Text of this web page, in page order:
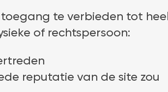
te verbieden tot
of rechtspersoon:
reputatie van de site zou